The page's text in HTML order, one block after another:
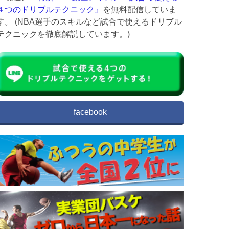
つのドリブルテクニック』
を無料配信していま
。 (NBA選手のスキルなど試合で使えるドリブル
クニックを徹底解説しています。)
facebook